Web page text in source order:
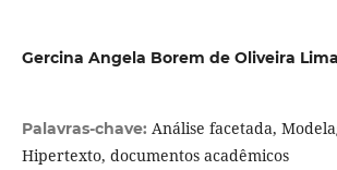
Gercina Angela Borem de Oliveira Lima
Palavras-chave: Análise facetada,
Hipertexto, documentos acadêmicos